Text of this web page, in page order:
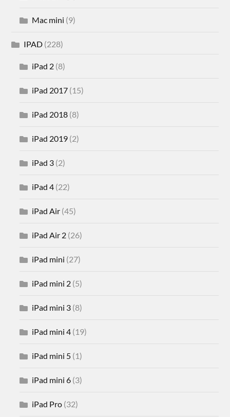
Mac mini (9)
IPAD (228)
iPad 2 (8)
iPad 2017 (15)
iPad 2018 (8)
iPad 2019 (2)
iPad 3 (2)
iPad 4 (22)
iPad Air (45)
iPad Air 2 (26)
iPad mini (27)
iPad mini 2 (5)
iPad mini 3 (8)
iPad mini 4 (19)
iPad mini 5 (1)
iPad mini 6 (3)
iPad Pro (32)